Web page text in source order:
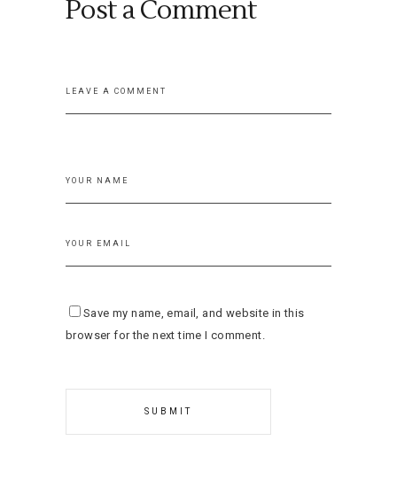
Post a Comment
Save my name, email, and website in this
browser for the next time I comment.